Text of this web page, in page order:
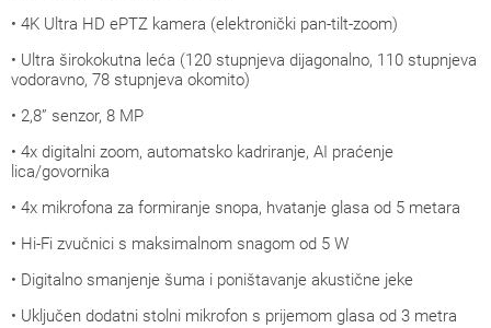
• 4K Ultra HD ePTZ kamera (elektronički pan-tilt-zoom)
• Ultra širokokutna leća (120 stupnjeva dijagonalno, 110 stupnjeva
vodoravno, 78 stupnjeva okomito)
• 2,8” senzor, 8 MP
• 4x digitalni zoom, automatsko kadriranje, AI praćenje
lica/govornika
• 4x mikrofona za formiranje snopa, hvatanje glasa od 5 metara
• Hi-Fi zvučnici s maksimalnom snagom od 5 W
• Digitalno smanjenje šuma i poništavanje akustične jeke
• Uključen dodatni stolni mikrofon s prijemom glasa od 3 metra